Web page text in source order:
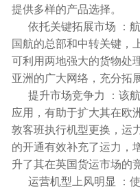
提供多样的产品选择。
依托关键拓展市场 ：
国航的总部和中转关键，
可利用两地强大的货物处
亚洲的广大网络，充分拓
提升市场竞争力 ：该
应用，有助于扩大其在欧
敦客班执行机型更换，运
的开通有效补充了运力，
升了其在英国货运市场的
运营机型上风明显 ：